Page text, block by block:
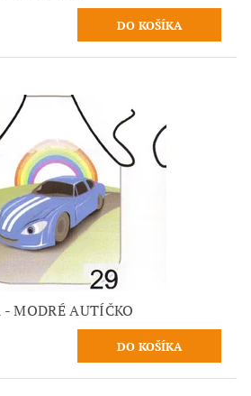
MODRÉ AUTÍČKO